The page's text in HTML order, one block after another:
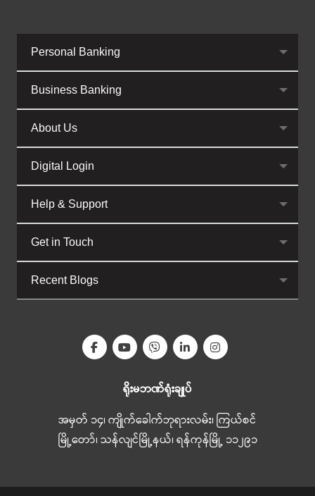
Personal Banking
Business Banking
About Us
Digital Login
Help & Support
Get in Touch
Recent Blogs
ရိုးမဘဏ်ရုံးချုပ်
အမှတ် ၁၄၊ ကျိုက်ခေါက်ဘုရားလမ်း၊ ကြယ်စင်
မြို့တော်၊ သန်လျင်မြို့နယ်၊ ရန်ကုန်မြို့ ၁၁၂၉၁